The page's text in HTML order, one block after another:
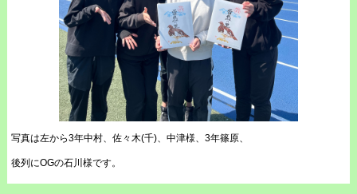
写真は左から3年中村、佐々木(千)、中津様、3年篠原、
後列にOGの石川様です。